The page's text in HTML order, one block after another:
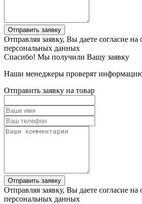
Отправить заявку
Отправляя заявку, Вы даете согласие на
персональных данных
Спасибо! Мы получили Вашу заявку
Наши менеджеры проверят
Отправить заявку на товар
Отправить заявку
Отправляя заявку, Вы даете согласие на
персональных данных